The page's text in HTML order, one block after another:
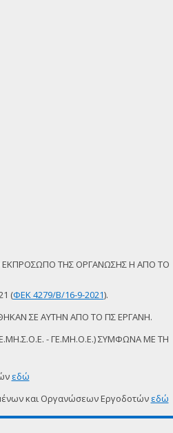
ΕΚΠΡΟΣΩΠΟ ΤΗΣ ΟΡΓΑΝΩΣΗΣ Η ΑΠΟ ΤΟ
(ΦΕΚ 4279/Β/16-9-2021).
ΣΕ ΑΥΤΗΝ ΑΠΟ ΤΟ ΠΣ ΕΡΓΑΝΗ.
- ΓΕ.ΜΗ.Ο.Ε.) ΣΥΜΦΩΝΑ ΜΕ ΤΗ
εδώ
και Οργανώσεων Εργοδοτών εδώ